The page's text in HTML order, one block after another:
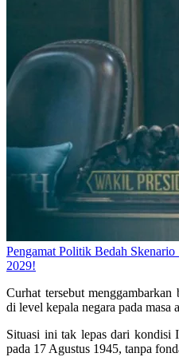
Pengamat Politik Bedah Skenario
2029!
Curhat tersebut
di level kepala negara pada masa
Situasi ini tak lepas dari kondisi
pada 17 Agustus 1945, tanpa